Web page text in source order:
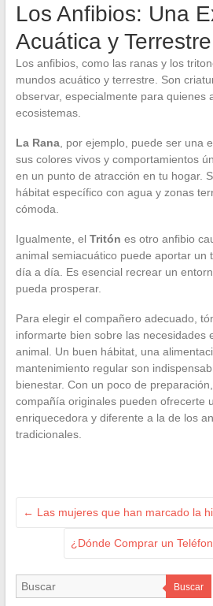
Los Anfibios: Una
Acuática y Terrestre
Los anfibios, como las ranas y los
mundos acuático y terrestre. Son
observar, especialmente para quienes
ecosistemas.
La Rana, por ejemplo, puede ser una
sus colores vivos y comportamientos
en un punto de atracción en tu hogar.
hábitat específico con agua y zonas
cómoda.
Igualmente, el Tritón es otro anfibio
animal semiacuático puede aportar un
día a día. Es esencial recrear un
pueda prosperar.
Para elegir el compañero adecuado,
informarte bien sobre las necesidades
animal. Un buen hábitat, una
mantenimiento regular son
bienestar. Con un poco de
compañía originales pueden ofrecerte
enriquecedora y diferente a la de los
tradicionales.
← Las mujeres que han marcado la
¿Dónde Comprar un
Buscar